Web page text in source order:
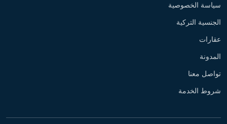
سياسة الخصوصية
الجنسية التركية
عقارات
المدونة
تواصل معنا
شروط الخدمة